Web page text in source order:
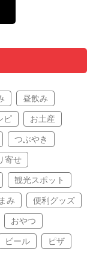
昼飲み
ピ お土産
つぶやき
寄せ
観光スポット
み 便利グッズ
おやつ
ビール ピザ